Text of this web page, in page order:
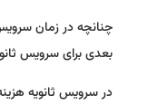
بعدی برای سرویس
در سرویس ثانویه